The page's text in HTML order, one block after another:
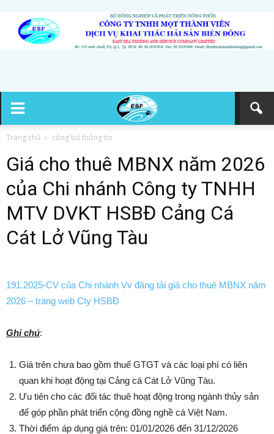
Trang chủ công bố thông tin
Giá cho thuê MBNX năm 2026
của Chi nhánh Công ty TNHH
MTV DVKT HSBĐ Cảng Cá
Cát Lở Vũng Tàu
191.2025-CV của Chi nhánh Vv đăng tải giá cho thuê MBNX năm
2026 – trang web Cty HSBĐ
Ghi chú:
Giá trên chưa bao gồm thuế GTGT và các loại phí có liên
quan khi hoạt động tại Cảng cá Cát Lở Vũng Tàu.
Ưu tiên cho các đối tác thuê hoạt động trong ngành thủy sản
để góp phần phát triển cộng đồng nghề cá Việt Nam.
Thời điểm áp dụng giá trên: 01/01/2026 đến 31/12/2026